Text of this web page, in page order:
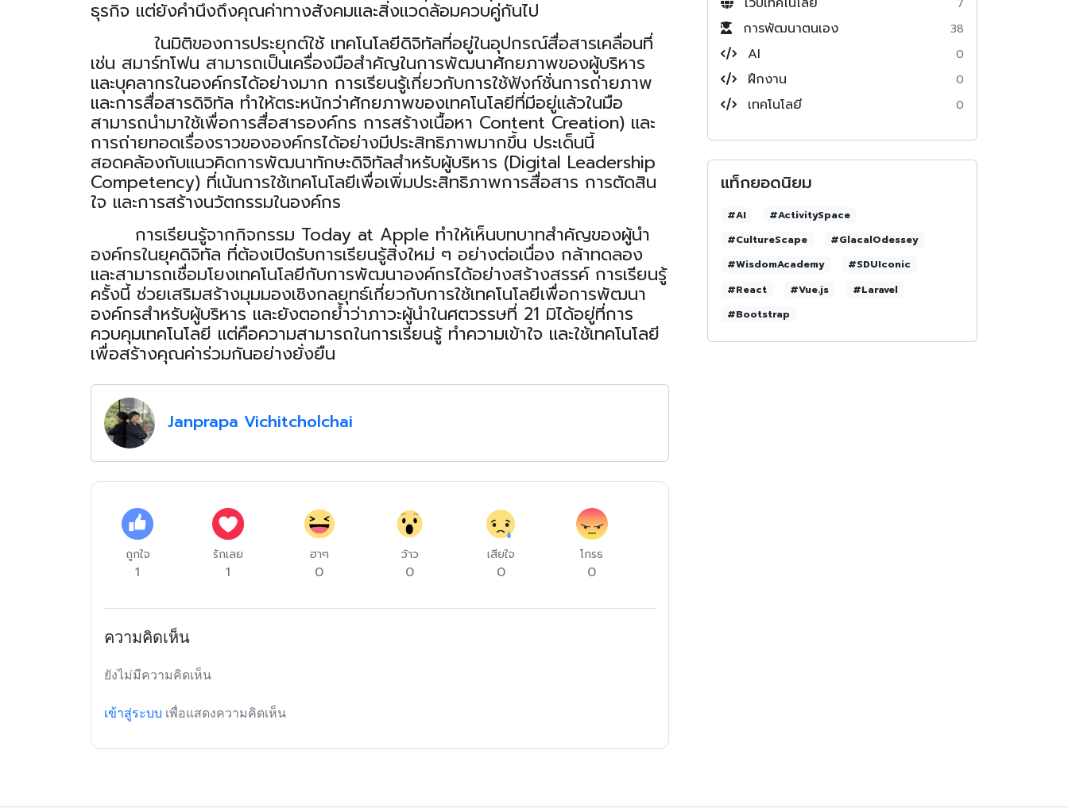
ธุรกิจ แต่ยังคำนึงถึงคุณค่าทางสังคมและสิ่งแวดล้อมควบคู่กันไป
ในมิติของการประยุกต์ใช้ เทคโนโลยีดิจิทัลที่อยู่ในอุปกรณ์สื่อสารเคลื่อนที่
เช่น สมาร์ทโฟน สามารถเป็นเครื่องมือสำคัญในการพัฒนาศักยภาพของผู้บริหาร
และบุคลากรในองค์กรได้อย่างมาก การเรียนรู้เกี่ยวกับการใช้ฟังก์ชั่นการถ่ายภาพ
และการสื่อสารดิจิทัล ทำให้ตระหนักว่าศักยภาพของเทคโนโลยีที่มีอยู่แล้วในมือ
สามารถนำมาใช้เพื่อการสื่อสารองค์กร การสร้างเนื้อหา Content Creation) และ
การถ่ายทอดเรื่องราวขององค์กรได้อย่างมีประสิทธิภาพมากขึ้น ประเด็นนี้
สอดคล้องกับแนวคิดการพัฒนาทักษะดิจิทัลสำหรับผู้บริหาร (Digital Leadership
Competency) ที่เน้นการใช้เทคโนโลยีเพื่อเพิ่มประสิทธิภาพการสื่อสาร การตัดสิน
ใจ และการสร้างนวัตกรรมในองค์กร
การเรียนรู้จากกิจกรรม Today at Apple ทำให้เห็นบทบาทสำคัญของผู้นำ
องค์กรในยุคดิจิทัล ที่ต้องเปิดรับการเรียนรู้สิ่งใหม่ ๆ อย่างต่อเนื่อง กล้าทดลอง
และสามารถเชื่อมโยงเทคโนโลยีกับการพัฒนาองค์กรได้อย่างสร้างสรรค์ การเรียนรู้
ครั้งนี้ ช่วยเสริมสร้างมุมมองเชิงกลยุทธ์เกี่ยวกับการใช้เทคโนโลยีเพื่อการพัฒนา
องค์กรสำหรับผู้บริหาร และยังตอกย้ำว่าภาวะผู้นำในศตวรรษที่ 21 มิได้อยู่ที่การ
ควบคุมเทคโนโลยี แต่คือความสามารถในการเรียนรู้ ทำความเข้าใจ และใช้เทคโนโลยี
เพื่อสร้างคุณค่าร่วมกันอย่างยั่งยืน
Janprapa Vichitcholchai
ถูกใจ
1
รักเลย
1
ฮาๆ
0
ว้าว
0
เสียใจ
0
โกรธ
0
ความคิดเห็น
ยังไม่มีความคิดเห็น
เข้าสู่ระบบ เพื่อแสดงความคิดเห็น
การพัฒนาตนเอง 38
AI 0
ฝึกงาน 0
เทคโนโลยี 0
แท็กยอดนิยม
#AI
#ActivitySpace
#CultureScape
#GlacalOdessey
#WisdomAcademy
#SDUIconic
#React
#Vue.js
#Laravel
#Bootstrap